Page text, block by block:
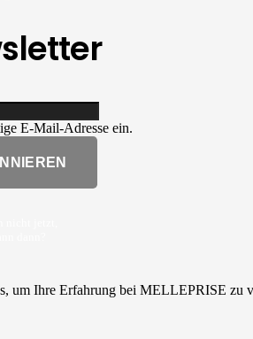
E-Mail-Adresse ein.
um Ihre Erfahrung bei MELLEPRISE zu